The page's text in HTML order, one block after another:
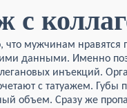
с
что мужчинам
данными. Именно
инъекций.
с татуажем. Губы
объем. Сразу же